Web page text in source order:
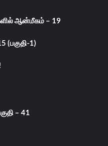
ஆன்மீகம் – 19
(பகுதி-1)
– 41